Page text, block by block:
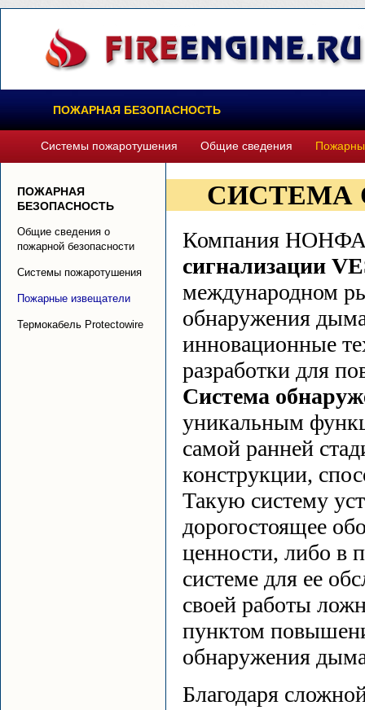
ПОЖАРНАЯ БЕЗОПАСНОСТЬ
Системы пожаротушения Общие сведения
ПОЖАРНАЯ
БЕЗОПАСНОСТЬ
Общие сведения о
пожарной безопасности
Системы пожаротушения
Пожарные извещатели
Термокабель Protectowire
СИСТЕМА
Компания
сигнализации
международном
обнаружения
инновационные
разработки для
Система
уникальным
самой ранней
конструкции,
Такую систему
дорогостоящее
ценности, либо в
системе для ее
своей работы
пунктом
обнаружения
Благодаря